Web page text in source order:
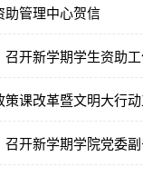
助管理中心贺信
开新学期学生资助
策课改革暨文明大行
开新学期学院党委